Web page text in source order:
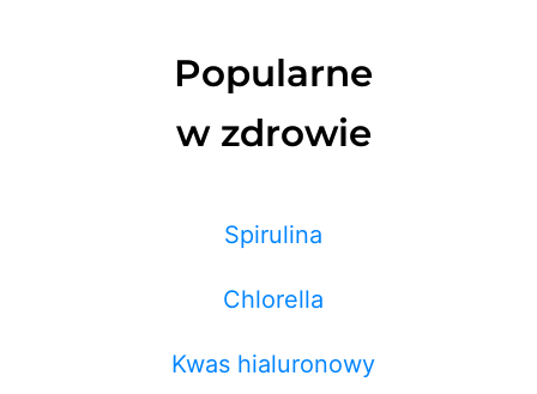
Popularne
w zdrowie
Spirulina
Chlorella
Kwas hialuronowy